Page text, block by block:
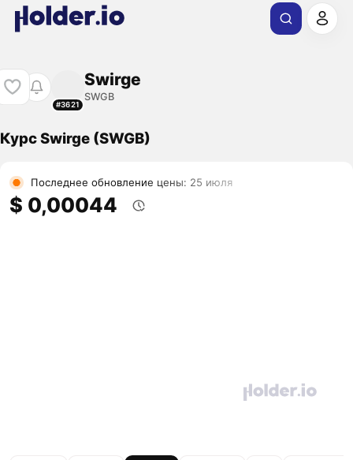
#3621
Swirge
SWGB
Курс Swirge (SWGB)
Последнее обновление цены: 25 июля
$ 0,00044